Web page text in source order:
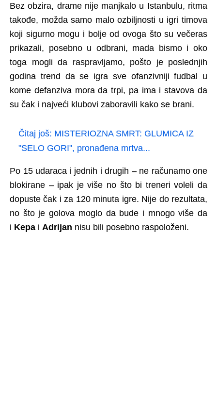
Bez obzira, drame nije manjkalo u Istanbulu, ritma
takođe, možda samo malo ozbiljnosti u igri timova
koji sigurno mogu i bolje od ovoga što su večeras
prikazali, posebno u odbrani, mada bismo i oko
toga mogli da raspravljamo, pošto je poslednjih
godina trend da se igra sve ofanzivniji fudbal u
kome defanziva mora da trpi, pa ima i stavova da
su čak i najveći klubovi zaboravili kako se brani.
Čitaj još: MISTERIOZNA SMRT: GLUMICA IZ
"SELO GORI", pronađena mrtva...
Po 15 udaraca i jednih i drugih – ne računamo one
blokirane – ipak je više no što bi treneri voleli da
dopuste čak i za 120 minuta igre. Nije do rezultata,
no što je golova moglo da bude i mnogo više da
i Kepa i Adrijan nisu bili posebno raspoloženi.